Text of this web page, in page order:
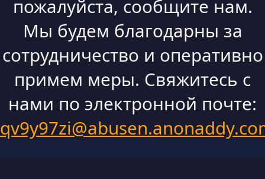
пожалуйста, сообщите нам.
Мы будем благодарны за
сотрудничество и оперативно
примем меры. Свяжитесь с
нами по электронной почте: